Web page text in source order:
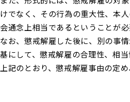
けでなく、その行為の重大性、本
会通念上相当であるということが必
なお、懲戒解雇した後に、別の事
基にして、懲戒解雇の合理性、相当
上記のとおり、懲戒解雇事由の定